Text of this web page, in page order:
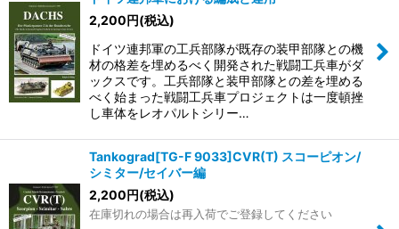
2,200円(税込)
ドイツ連邦軍の工兵部隊が既存の装甲部隊との機
材の格差を埋めるべく開発された戦闘工兵車がダ
ックスです。工兵部隊と装甲部隊との差を埋める
べく始まった戦闘工兵車プロジェクトは一度頓挫
し車体をレオパルトシリー…
Tankograd[TG-F 9033]CVR(T) スコーピオン/
シミター/セイバー編
2,200円(税込)
在庫切れの場合は再入荷でご登録してください